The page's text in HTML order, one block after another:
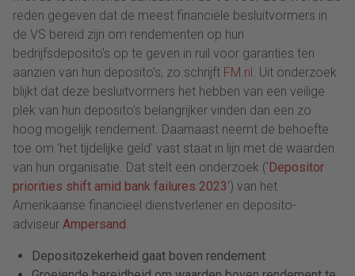
reden gegeven dat de meest financiële besluitvormers in
de VS bereid zijn om rendementen op hun
bedrijfsdeposito's op te geven in ruil voor garanties ten
aanzien van hun deposito's, zo schrijft FM.nl . Uit onderzoek
blijkt dat deze besluitvormers het hebben van een veilige
plek van hun deposito's belangrijker vinden dan een zo
hoog mogelijk rendement. Daarnaast neemt de behoefte
toe om 'het tijdelijke geld' vast staat in lijn met de waarden
van hun organisatie. Dat stelt een onderzoek (' Depositor
priorities shift amid bank failures 2023') van het
Amerikaanse financieel dienstverlener en deposito-
adviseur Ampersand.
Depositozekerheid gaat boven rendement